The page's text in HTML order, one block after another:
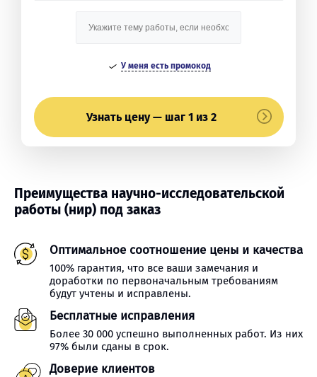
У меня есть промокод
Узнать цену — шаг 1 из 2
Преимущества научно-исследовательской
работы (нир) под заказ
Оптимальное соотношение цены и качества
100% гарантия, что все ваши замечания и
доработки по первоначальным требованиям
будут учтены и исправлены.
Бесплатные исправления
Более 30 000 успешно выполненных работ. Из них
97% были сданы в срок.
Доверие клиентов